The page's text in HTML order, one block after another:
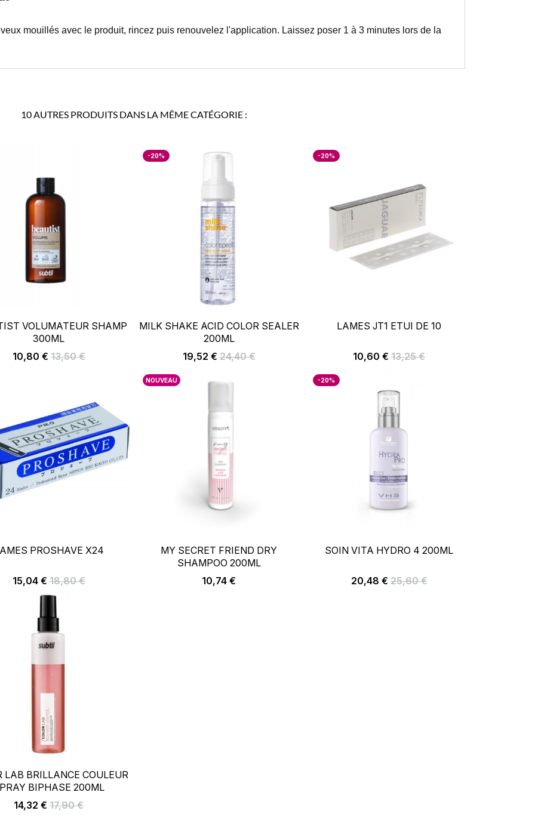
mouillés avec le produit, rincez puis renouvelez l'application. Laissez poser 1 à 3 minutes lors de la
10 AUTRES PRODUITS DANS LA MÊME CATÉGORIE :
VOLUMATEUR SHAMP
300ML
Prix
10,80 € Prix
13,50 €
-20%
MILK SHAKE ACID COLOR SEALER
200ML
Prix
19,52 € Prix
24,40 €
-20%
LAMES JT1 ETUI DE 10
Prix
10,60 € Prix
13,25 €
PROSHAVE X24
Prix
15,04 € Prix
base
18,80 €
NOUVEAU
MY SECRET FRIEND DRY
SHAMPOO 200ML
Prix
10,74 €
-20%
SOIN VITA HYDRO 4 200ML
Prix
20,48 € Prix
25,60 €
LAB BRILLANCE COULEUR
BIPHASE 200ML
Prix
14,32 € Prix
de
17,90 €